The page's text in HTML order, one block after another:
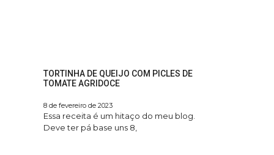
TORTINHA DE QUEIJO COM PICLES DE
TOMATE AGRIDOCE
8 de fevereiro de 2023
Essa receita é um hitaço do meu blog.
Deve ter pá base uns 8,